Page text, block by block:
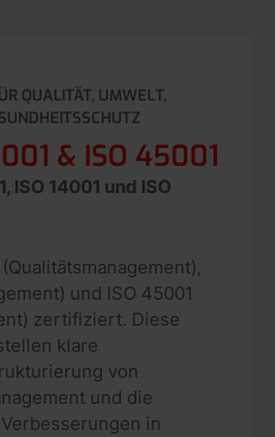
QUALITÄT, UMWELT,
& ISO 45001
ISO 14001 und ISO
und ISO 45001
zertifiziert. Diese
klare
von
und die
in